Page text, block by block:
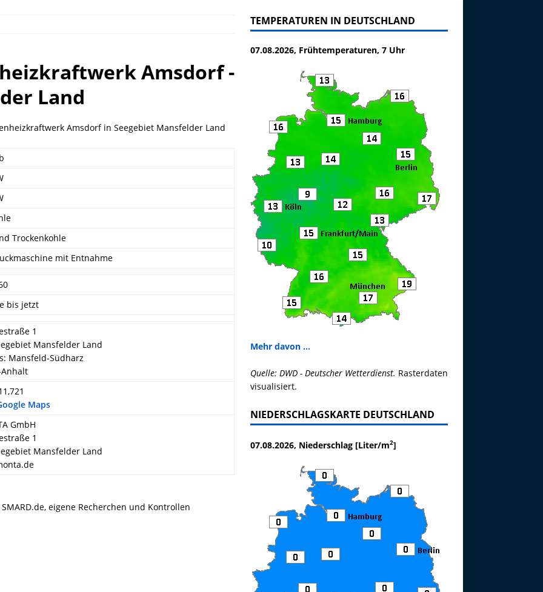
Amsdorf -
Land
Amsdorf in Seegebiet Mansfelder Land
Trockenkohle
mit Entnahme
bis jetzt
1
Mansfelder Land
Mansfeld-Südharz
Maps
GmbH
1
Mansfelder Land
eigene Recherchen und Kontrollen
TEMPERATUREN IN DEUTSCHLAND
07.08.2026, Frühtemperaturen, 7 Uhr
Mehr davon ...
Quelle: DWD - Deutscher Wetterdienst. Rasterdaten
visualisiert.
NIEDERSCHLAGSKARTE DEUTSCHLAND
07.08.2026, Niederschlag [Liter/m2]